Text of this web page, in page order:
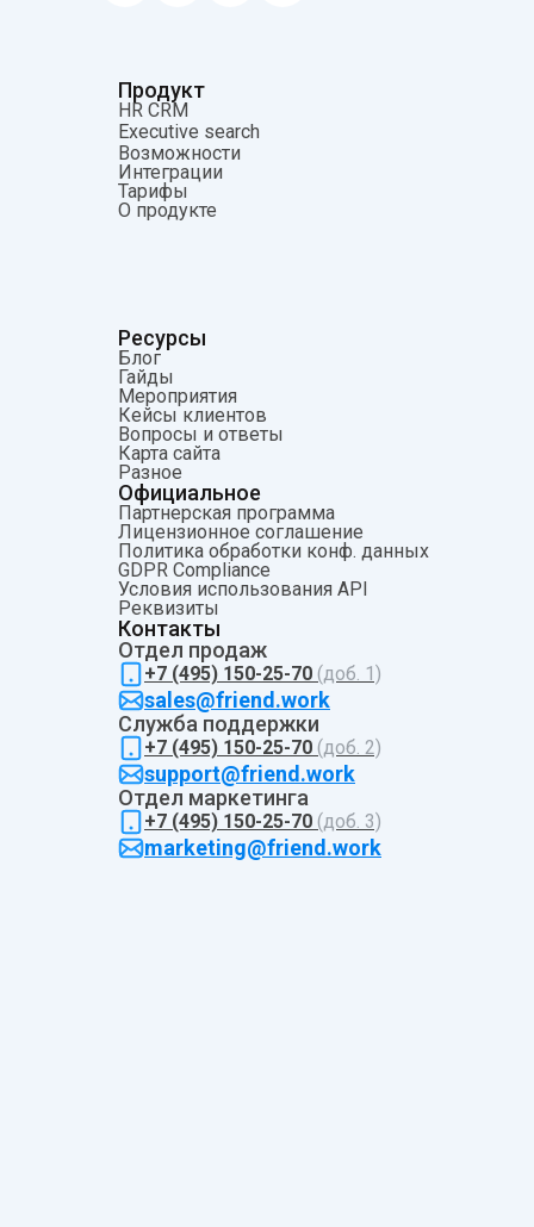
Продукт
HR CRM
Executive search
Возможности
Интеграции
Тарифы
О продукте
Ресурсы
Блог
Гайды
Мероприятия
Кейсы клиентов
Вопросы и ответы
Карта сайта
Разное
Официальное
Партнерская программа
Лицензионное соглашение
Политика обработки конф. данных
GDPR Compliance
Условия использования API
Pеквизиты
Контакты
Отдел продаж
+7 (495) 150-25-70 (доб. 1)
sales@friend.work
Служба поддержки
+7 (495) 150-25-70 (доб. 2)
support@friend.work
Отдел маркетинга
+7 (495) 150-25-70 (доб. 3)
marketing@friend.work